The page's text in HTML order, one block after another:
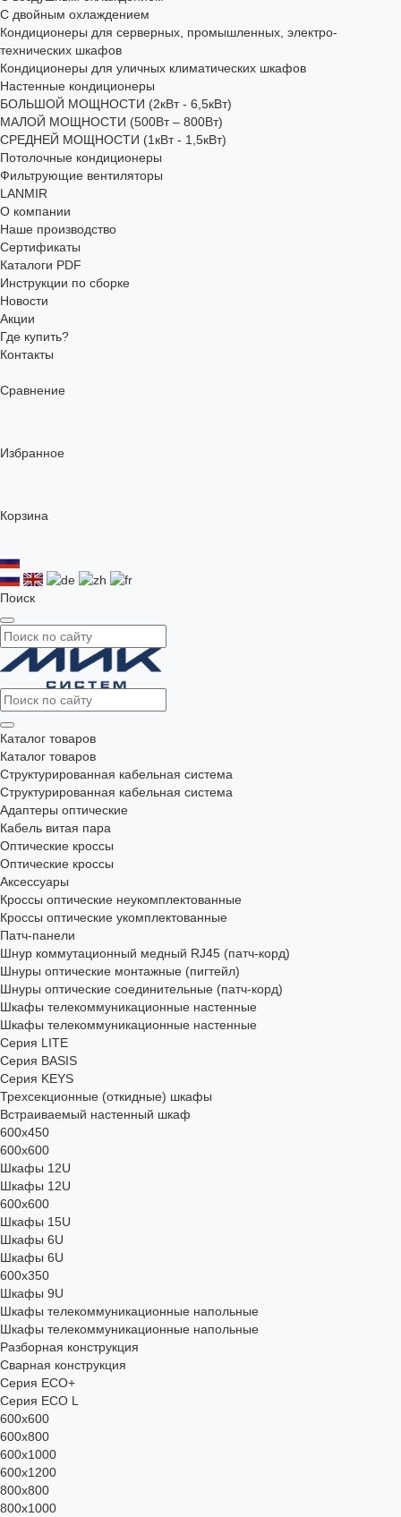
С двойным охлаждением
Кондиционеры для серверных, промышленных, электро-
технических шкафов
Кондиционеры для уличных климатических шкафов
Настенные кондиционеры
БОЛЬШОЙ МОЩНОСТИ (2кВт - 6,5кВт)
МАЛОЙ МОЩНОСТИ (500Вт – 800Вт)
СРЕДНЕЙ МОЩНОСТИ (1кВт - 1,5кВт)
Потолочные кондиционеры
Фильтрующие вентиляторы
LANMIR
О компании
Наше производство
Сертификаты
Каталоги PDF
Инструкции по сборке
Новости
Акции
Где купить?
Контакты
Сравнение
Избранное
Корзина
Поиск
Каталог товаров
Каталог товаров
Структурированная кабельная система
Структурированная кабельная система
Адаптеры оптические
Кабель витая пара
Оптические кроссы
Оптические кроссы
Аксессуары
Кроссы оптические неукомплектованные
Кроссы оптические укомплектованные
Патч-панели
Шнур коммутационный медный RJ45 (патч-корд)
Шнуры оптические монтажные (пигтейл)
Шнуры оптические соединительные (патч-корд)
Шкафы телекоммуникационные настенные
Шкафы телекоммуникационные настенные
Cерия LITE
Cерия BASIS
Cерия KEYS
Трехсекционные (откидные) шкафы
Встраиваемый настенный шкаф
600x450
600x600
Шкафы 12U
Шкафы 12U
600x600
Шкафы 15U
Шкафы 6U
Шкафы 6U
600x350
Шкафы 9U
Шкафы телекоммуникационные напольные
Шкафы телекоммуникационные напольные
Разборная конструкция
Сварная конструкция
Серия ECO+
Серия ECO L
600x600
600x800
600х1000
600х1200
800x800
800х1000